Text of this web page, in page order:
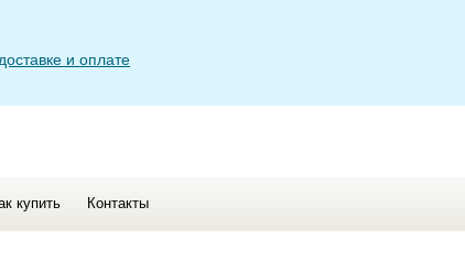
и оплате
купить Контакты